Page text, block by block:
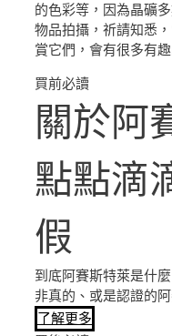
的色彩等，因為晶礦
物品拍攝，祈請知悉
賞它們，會有很多有
買前必讀
關於阿
點點滴
假
到底阿賽斯特萊是什
非真的、或是認證的
了解更多